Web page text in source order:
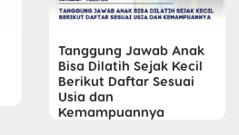
Tanggung Jawab Anak
Bisa Dilatih Sejak Kecil
Berikut Daftar Sesuai
Usia dan
Kemampuannya